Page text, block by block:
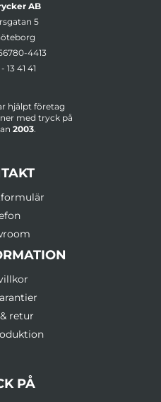
AB
5
4413
13 41 41
hjälpt företag
med tryck på
2003.
retur
PÅ